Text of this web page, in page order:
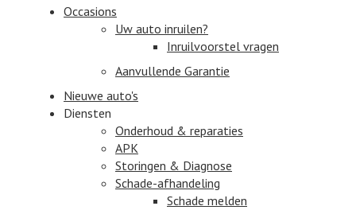
Occasions
Uw auto inruilen?
Inruilvoorstel vragen
Aanvullende Garantie
Nieuwe auto's
Diensten
Onderhoud & reparaties
APK
Storingen & Diagnose
Schade-afhandeling
Schade melden